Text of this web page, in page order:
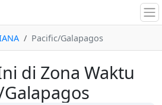
Pacific/Galapagos
di Zona Waktu